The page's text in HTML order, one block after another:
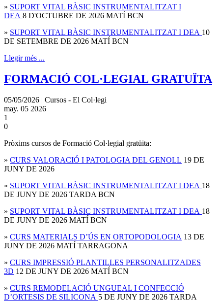
» SUPORT VITAL BÀSIC INSTRUMENTALITZAT I
DEA 8 D'OCTUBRE DE 2026 MATÍ BCN
» SUPORT VITAL BÀSIC INSTRUMENTALITZAT I DEA 10
DE SETEMBRE DE 2026 MATÍ BCN
Llegir més ...
FORMACIÓ COL·LEGIAL GRATUÏTA
05/05/2026 | Cursos - El Col·legi
may. 05 2026
1
0
Pròxims cursos de Formació Col·legial gratüita:
» CURS VALORACIÓ I PATOLOGIA DEL GENOLL 19 DE
JUNY DE 2026
» SUPORT VITAL BÀSIC INSTRUMENTALITZAT I DEA 18
DE JUNY DE 2026 TARDA BCN
» SUPORT VITAL BÀSIC INSTRUMENTALITZAT I DEA 18
DE JUNY DE 2026 MATÍ BCN
» CURS MATERIALS D’ÚS EN ORTOPODOLOGIA 13 DE
JUNY DE 2026 MATÍ TARRAGONA
» CURS IMPRESSIÓ PLANTILLES PERSONALITZADES
3D 12 DE JUNY DE 2026 MATÍ BCN
» CURS REMODELACIÓ UNGUEAL I CONFECCIÓ
D’ORTESIS DE SILICONA 5 DE JUNY DE 2026 TARDA